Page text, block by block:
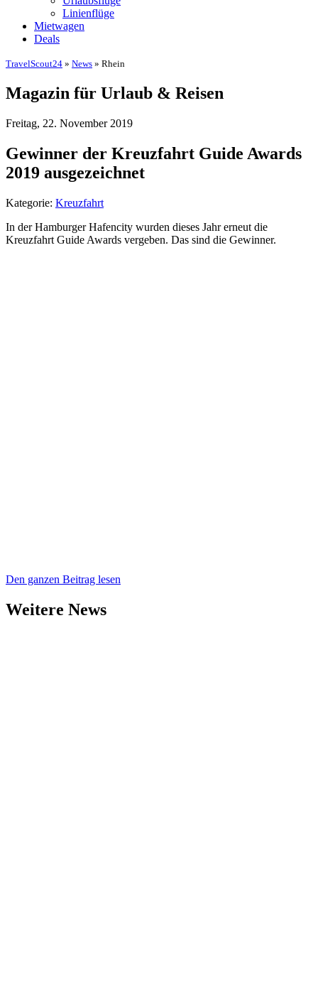
Linienflüge
Mietwagen
Deals
TravelScout24 » News » Rhein
Magazin für Urlaub & Reisen
Freitag, 22. November 2019
Gewinner der Kreuzfahrt Guide Awards
2019 ausgezeichnet
Kategorie: Kreuzfahrt
In der Hamburger Hafencity wurden dieses Jahr erneut die
Kreuzfahrt Guide Awards vergeben. Das sind die Gewinner.
Den ganzen Beitrag lesen
Weitere News